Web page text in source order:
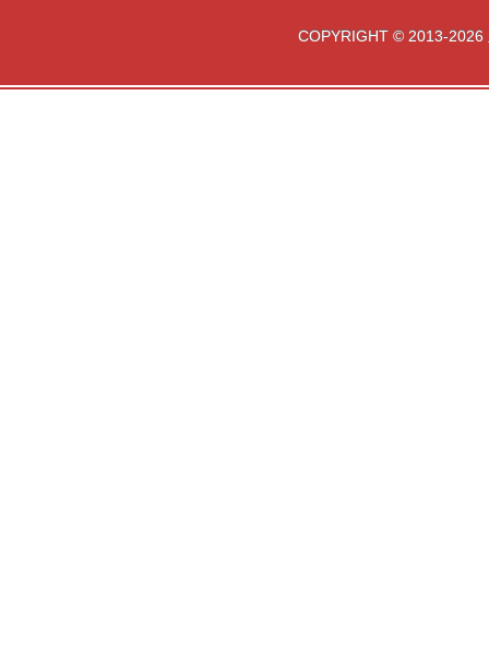
COPYRIGHT © 2013-2026